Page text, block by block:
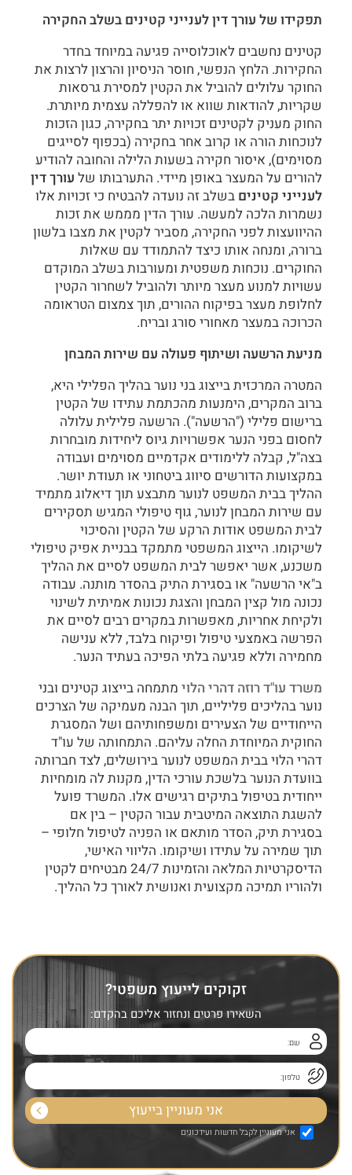
תפקידו של עורך דין לענייני קטינים בשלב החקירה
קטינים נחשבים לאוכלוסייה פגיעה במיוחד בחדר
החקירות. הלחץ הנפשי, חוסר הניסיון והרצון לרצות את
החוקר עלולים להוביל את הקטין למסירת גרסאות
שקריות, להודאות שווא או להפללה עצמית מיותרת.
החוק מעניק לקטינים זכויות יתר בחקירה, כגון הזכות
לנוכחות הורה או קרוב אחר בחקירה (בכפוף לסייגים
מסוימים), איסור חקירה בשעות הלילה והחובה להודיע
להורים על המעצר באופן מיידי. התערבותו של עורך דין
לענייני קטינים בשלב זה נועדה להבטיח כי זכויות אלו
נשמרות הלכה למעשה. עורך הדין מממש את זכות
ההיוועצות לפני החקירה, מסביר לקטין את מצבו בלשון
ברורה, ומנחה אותו כיצד להתמודד עם שאלות
החוקרים. נוכחות משפטית ומעורבות בשלב המוקדם
עשויות למנוע מעצר מיותר ולהוביל לשחרור הקטין
לחלופת מעצר בפיקוח ההורים, תוך צמצום הטראומה
הכרוכה במעצר מאחורי סורג ובריח.
מניעת הרשעה ושיתוף פעולה עם שירות המבחן
המטרה המרכזית בייצוג בני נוער בהליך הפלילי היא,
ברוב המקרים, הימנעות מהכתמת עתידו של הקטין
ברישום פלילי ("הרשעה"). הרשעה פלילית עלולה
לחסום בפני הנער אפשרויות גיוס ליחידות מובחרות
בצה"ל, קבלה ללימודים אקדמיים מסוימים ועבודה
במקצועות הדורשים סיווג ביטחוני או תעודת יושר.
ההליך בבית המשפט לנוער מתבצע תוך דיאלוג מתמיד
עם שירות המבחן לנוער, גוף טיפולי המגיש תסקירים
לבית המשפט אודות הרקע של הקטין והסיכוי
לשיקומו. הייצוג המשפטי מתמקד בבניית אפיק טיפולי
משכנע, אשר יאפשר לבית המשפט לסיים את ההליך
ב"אי הרשעה" או בסגירת התיק בהסדר מותנה. עבודה
נכונה מול קצין המבחן והצגת נכונות אמיתית לשינוי
ולקיחת אחריות, מאפשרות במקרים רבים לסיים את
הפרשה באמצעי טיפול ופיקוח בלבד, ללא ענישה
מחמירה וללא פגיעה בלתי הפיכה בעתיד הנער.
משרד עו"ד רוזה דהרי הלוי מתמחה בייצוג קטינים ובני
נוער בהליכים פליליים, תוך הבנה מעמיקה של הצרכים
הייחודיים של הצעירים ומשפחותיהם ושל המסגרת
החוקית המיוחדת החלה עליהם. התמחותה של עו"ד
דהרי הלוי בבית המשפט לנוער בירושלים, לצד חברותה
בוועדת הנוער בלשכת עורכי הדין, מקנות לה מומחיות
ייחודית בטיפול בתיקים רגישים אלו. המשרד פועל
להשגת התוצאה המיטבית עבור הקטין – בין אם
בסגירת תיק, הסדר מותאם או הפניה לטיפול חלופי –
תוך שמירה על עתידו ושיקומו. הליווי האישי,
הדיסקרטיות המלאה והזמינות 24/7 מבטיחים לקטין
ולהוריו תמיכה מקצועית ואנושית לאורך כל ההליך.
זקוקים לייעוץ משפטי?
השאירו פרטים ונחזור אליכם בהקדם:
אני מעוניין לקבל חדשות ועידכונים